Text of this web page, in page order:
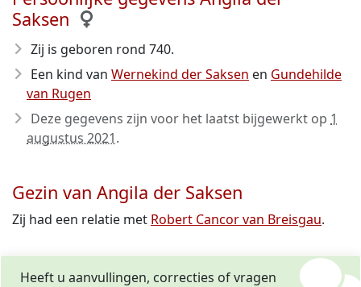
Saksen
Zij is geboren rond 740.
Een kind van Wernekind der Saksen en Gundehilde
van Rugen
Deze gegevens zijn voor het laatst bijgewerkt op 1
augustus 2021.
Gezin van Angila der Saksen
Zij had een relatie met Robert Cancor van Breisgau.
Heeft u aanvullingen, correcties of vragen